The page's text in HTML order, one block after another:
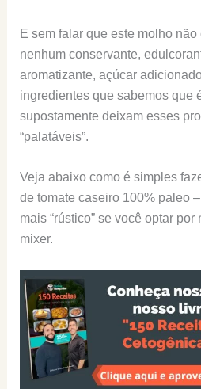
E sem falar que este molho
nenhum conservante,
aromatizante, açúcar
ingredientes que sabemos que
supostamente deixam esses
“palatáveis”.
Veja abaixo como é simples
de tomate caseiro 100% paleo
mais “rústico” se você optar
mixer.